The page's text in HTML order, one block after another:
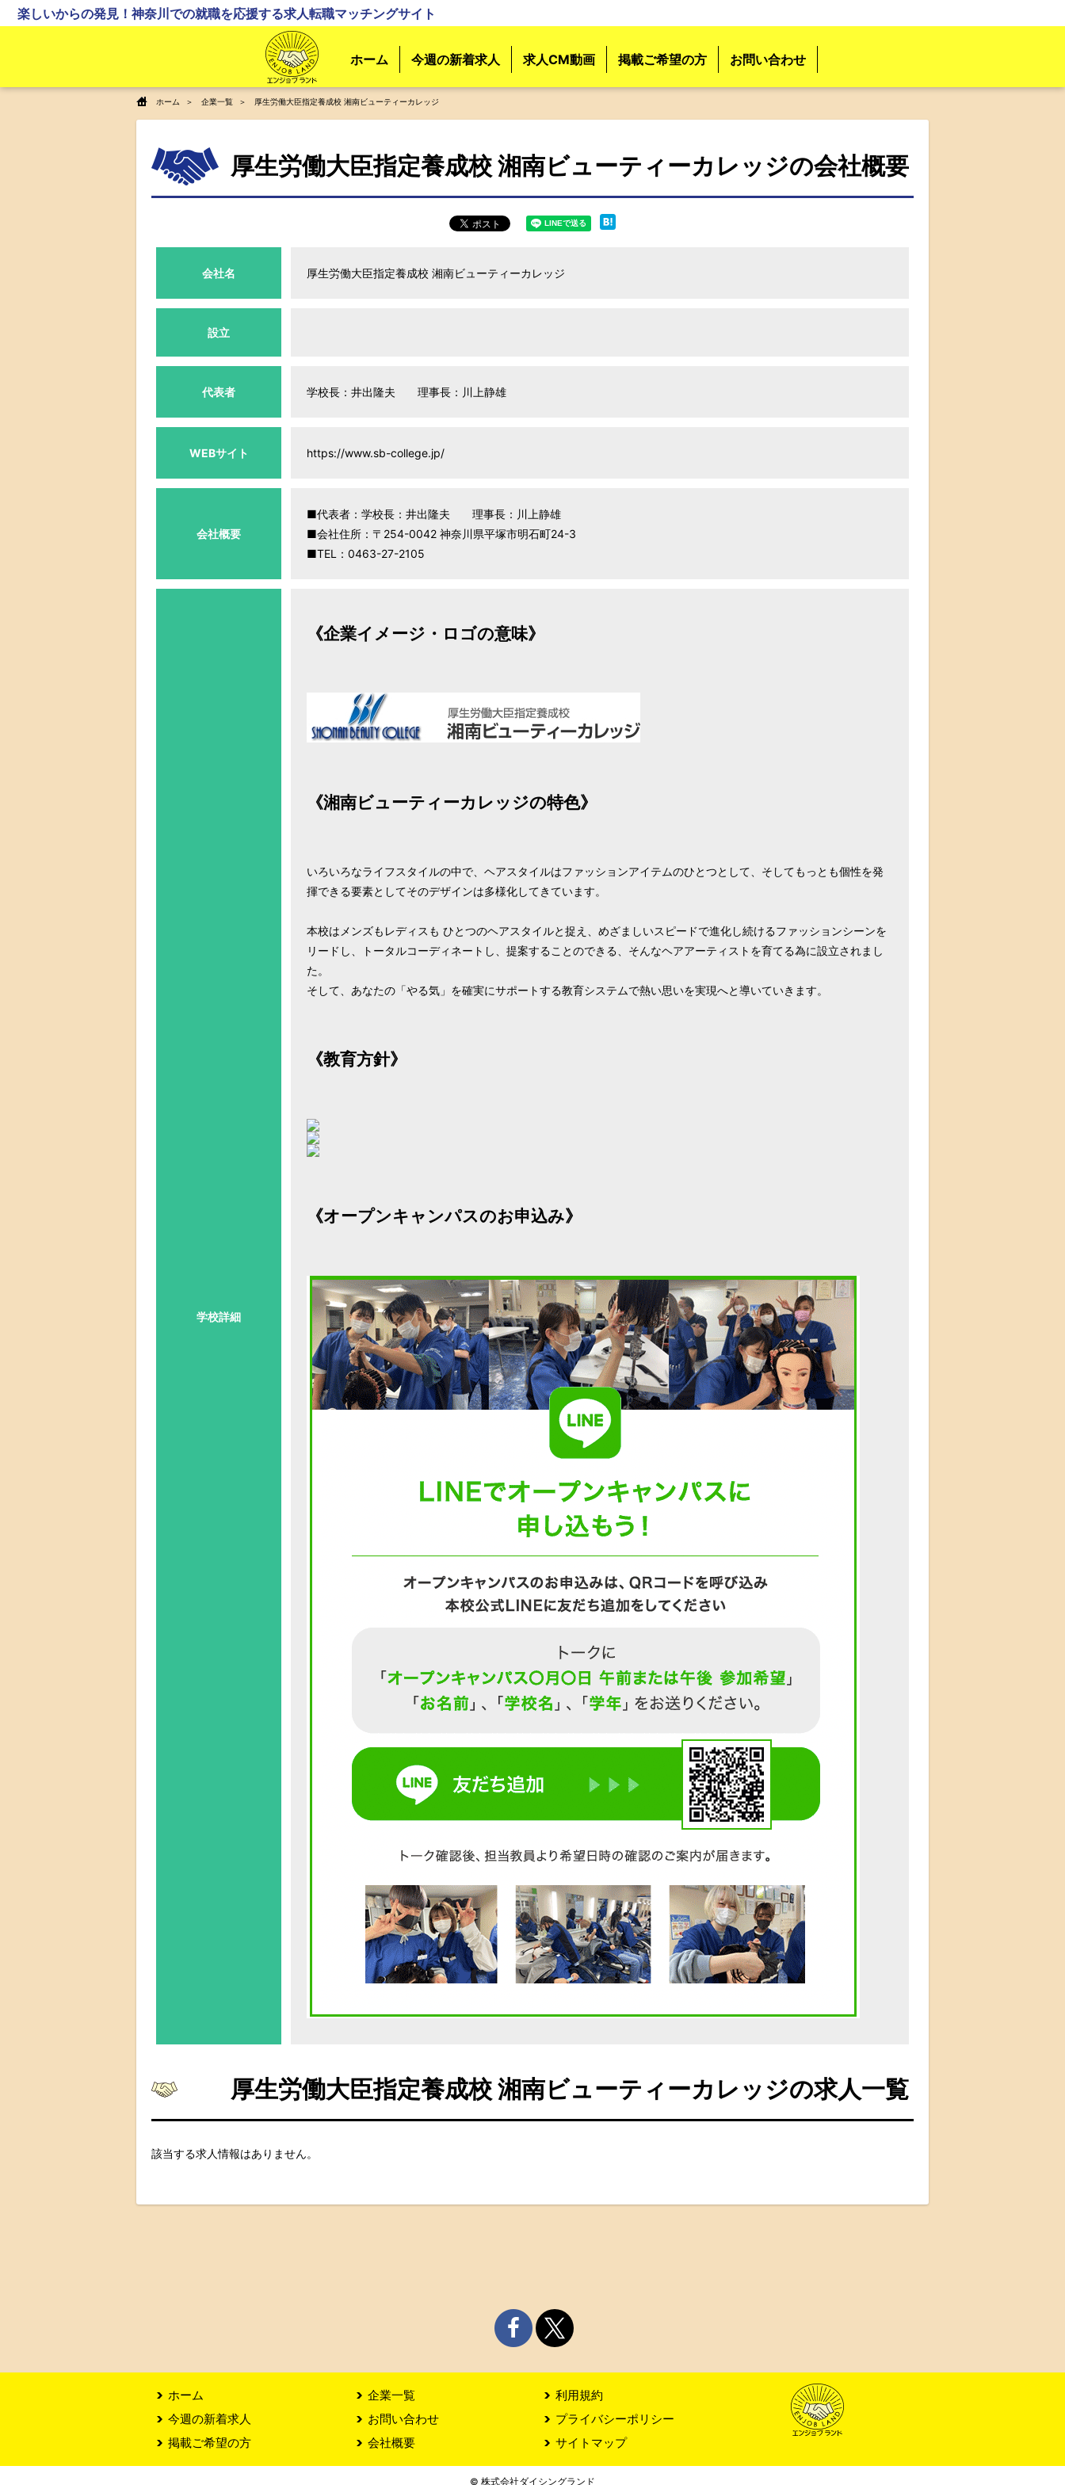
ホーム 今週の新着求人 求人CM動画 掲載ご希望の方 お問い合わせ
楽しいからの発見！神奈川での就職を応援する求人転職マッチングサイト
ホーム 企業一覧 厚生労働大臣指定養成校 湘南ビューティーカレッジ
厚生労働大臣指定養成校 湘南ビューティーカレッジの会社概要
会社名 厚生労働大臣指定養成校 湘南ビューティーカレッジ
設立
代表者 学校長：井出隆夫 理事長：川上静雄
WEBサイト https://www.sb-college.jp/
会社概要
■代表者：学校長：井出隆夫 理事長：川上静雄
■会社住所：〒254-0042 神奈川県平塚市明石町24-3
■TEL：0463-27-2105
学校詳細
《企業イメージ・ロゴの意味》
《湘南ビューティーカレッジの特色》
いろいろなライフスタイルの中で、ヘアスタイルはファッションアイテムのひとつとして、そしてもっとも個性を発
揮できる要素としてそのデザインは多様化してきています。
本校はメンズもレディスも ひとつのヘアスタイルと捉え、めざましいスピードで進化し続けるファッションシーンを
リードし、トータルコーディネートし、提案することのできる、そんなヘアアーティストを育てる為に設立されまし
た。
そして、あなたの「やる気」を確実にサポートする教育システムで熱い思いを実現へと導いていきます。
《教育方針》
《オープンキャンパスのお申込み》
厚生労働大臣指定養成校 湘南ビューティーカレッジの求人一覧
該当する求人情報はありません。
ホーム
今週の新着求人
掲載ご希望の方
企業一覧
お問い合わせ
会社概要
利用規約
プライバシーポリシー
サイトマップ
© 株式会社ダイシングランド